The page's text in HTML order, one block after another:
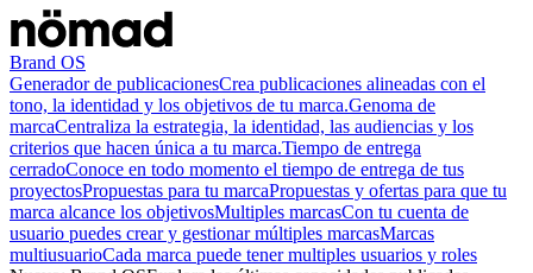
Brand OS
Generador de publicacionesCrea publicaciones alineadas con el
tono, la identidad y los objetivos de tu marca.Genoma de
marcaCentraliza la estrategia, la identidad, las audiencias y los
criterios que hacen única a tu marca.Tiempo de entrega
cerradoConoce en todo momento el tiempo de entrega de tus
proyectosPropuestas para tu marcaPropuestas y ofertas para que tu
marca alcance los objetivosMultiples marcasCon tu cuenta de
usuario puedes crear y gestionar múltiples marcasMarcas
multiusuarioCada marca puede tener multiples usuarios y roles